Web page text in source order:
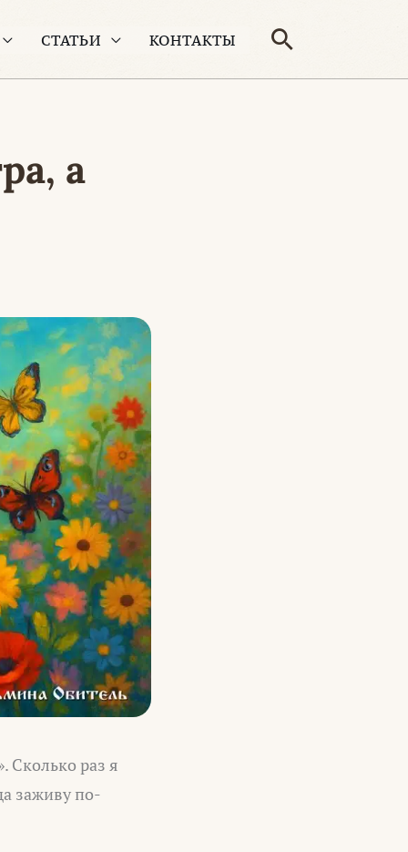
СТАТЬИ КОНТАКТЫ Поиск
а
Сколько раз я
заживу по-